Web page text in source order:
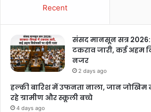
Recent
संसद मानसून सत्र
टकराव जारी, कई अहम
नजर
2 days ago
हल्की बारिश में उफनता नाला, जान जोखिम
रहे ग्रामीण और स्कूली बच्चे
4 days ago